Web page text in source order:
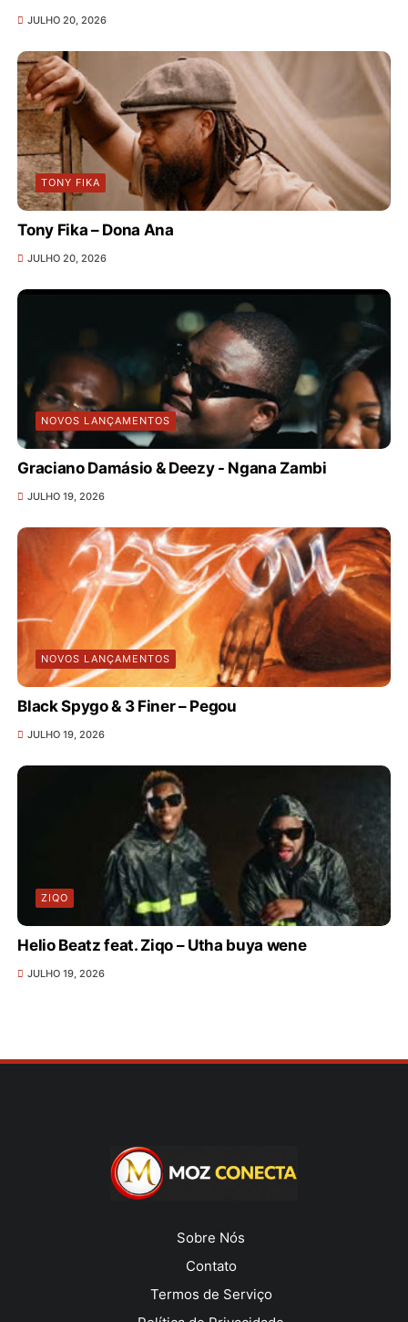
JULHO 20, 2026
TONY FIKA
Tony Fika – Dona Ana
JULHO 20, 2026
NOVOS LANÇAMENTOS
Graciano Damásio & Deezy - Ngana Zambi
JULHO 19, 2026
NOVOS LANÇAMENTOS
Black Spygo & 3 Finer – Pegou
JULHO 19, 2026
ZIQO
Helio Beatz feat. Ziqo – Utha buya wene
JULHO 19, 2026
Sobre Nós
Contato
Termos de Serviço